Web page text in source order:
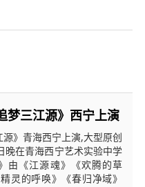
梦三江源》西宁上演
》青海西宁上演,大型原创
晚在青海西宁艺术实验中学
《江源魂》《欢腾的草
灵的呼唤》《春归净域》